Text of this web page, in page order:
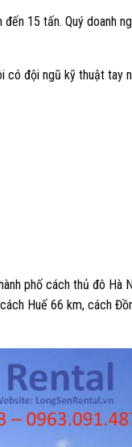
15 tấn. Quý doanh
có đội ngũ kỹ thuật tay
phố cách thủ đô Hà
Huế 66 km, cách